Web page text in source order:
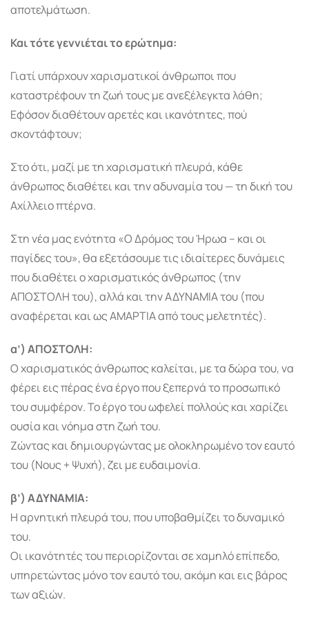
αποτελμάτωση.
Και τότε γεννιέται το ερώτημα:
Γιατί υπάρχουν χαρισματικοί άνθρωποι που
καταστρέφουν τη ζωή τους με ανεξέλεγκτα λάθη;
Εφόσον διαθέτουν αρετές και ικανότητες, πού
σκοντάφτουν;
Στο ότι, μαζί με τη χαρισματική πλευρά, κάθε
άνθρωπος διαθέτει και την αδυναμία του — τη δική του
Αχίλλειο πτέρνα.
Στη νέα μας ενότητα «Ο Δρόμος του Ήρωα – και οι
παγίδες του», θα εξετάσουμε τις ιδιαίτερες δυνάμεις
που διαθέτει ο χαρισματικός άνθρωπος (την
ΑΠΟΣΤΟΛΗ του), αλλά και την ΑΔΥΝΑΜΙΑ του (που
αναφέρεται και ως ΑΜΑΡΤΙΑ από τους μελετητές).
α’) ΑΠΟΣΤΟΛΗ:
Ο χαρισματικός άνθρωπος καλείται, με τα δώρα του, να
φέρει εις πέρας ένα έργο που ξεπερνά το προσωπικό
του συμφέρον. Το έργο του ωφελεί πολλούς και χαρίζει
ουσία και νόημα στη ζωή του.
Ζώντας και δημιουργώντας με ολοκληρωμένο τον εαυτό
του (Νους + Ψυχή), ζει με ευδαιμονία.
β’) ΑΔΥΝΑΜΙΑ:
Η αρνητική πλευρά του, που υποβαθμίζει το δυναμικό
του.
Οι ικανότητές του περιορίζονται σε χαμηλό επίπεδο,
υπηρετώντας μόνο τον εαυτό του, ακόμη και εις βάρος
των αξιών.